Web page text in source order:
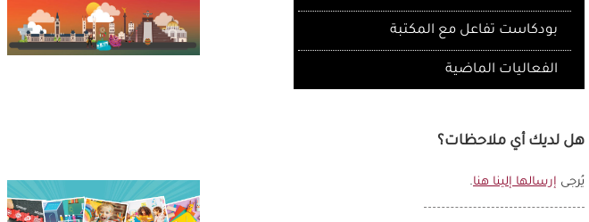
بودكاست تفاعل مع المكتبة
الفعاليات الماضية
هل لديك أي ملاحظات؟
يُرجى إرسالها إلينا هنا.